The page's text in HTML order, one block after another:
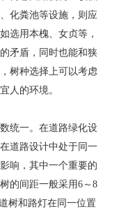
化粪池等设施，则应
选用本槐、女贞等，
矛盾，同时也能和狭
树种选择上可以考虑
人的环境。
统一。在道路绿化设
道路设计中处于同一
响，其中一个重要的
的间距一般采用6～8
树和路灯在同一位置